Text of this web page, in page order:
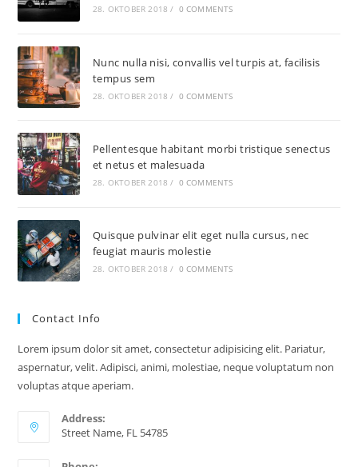
28. OKTOBER 2018 / 0 COMMENTS
Nunc nulla nisi, convallis vel turpis at, facilisis
tempus sem
28. OKTOBER 2018 / 0 COMMENTS
Pellentesque habitant morbi tristique senectus
et netus et malesuada
28. OKTOBER 2018 / 0 COMMENTS
Quisque pulvinar elit eget nulla cursus, nec
feugiat mauris molestie
28. OKTOBER 2018 / 0 COMMENTS
Contact Info
Lorem ipsum dolor sit amet, consectetur adipisicing elit. Pariatur,
aspernatur, velit. Adipisci, animi, molestiae, neque voluptatum non
voluptas atque aperiam.
Address:
Street Name, FL 54785